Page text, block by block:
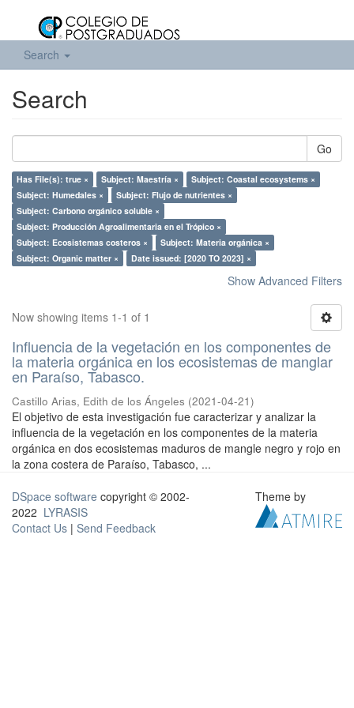
Search
Search
Go
Has File(s): true × Subject: Maestría ×
Subject: Coastal ecosystems ×
Subject: Humedales ×
Subject: Flujo de nutrientes ×
Subject: Carbono orgánico soluble ×
Subject: Producción Agroalimentaria en el Trópico ×
Subject: Ecosistemas costeros ×
Subject: Materia orgánica ×
Subject: Organic matter ×
Date issued: [2020 TO 2023] ×
Show Advanced Filters
Now showing items 1-1 of 1
Influencia de la vegetación en los componentes de
la materia orgánica en los ecosistemas de manglar
en Paraíso, Tabasco.
Castillo Arias, Edith de los Ángeles (2021-04-21)
El objetivo de esta investigación fue caracterizar y analizar la
influencia de la vegetación en los componentes de la materia
orgánica en dos ecosistemas maduros de mangle negro y rojo en
la zona costera de Paraíso, Tabasco, ...
DSpace software copyright © 2002-
2022 LYRASIS
Contact Us | Send Feedback
Theme by